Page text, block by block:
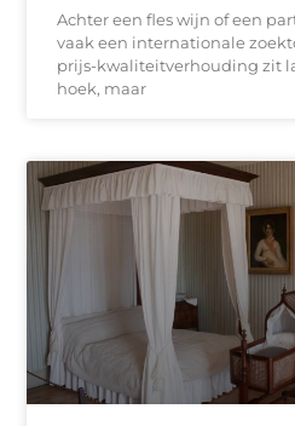
Achter een fles wijn of een
vaak een internationale
prijs-kwaliteitverhouding zit
hoek, maar